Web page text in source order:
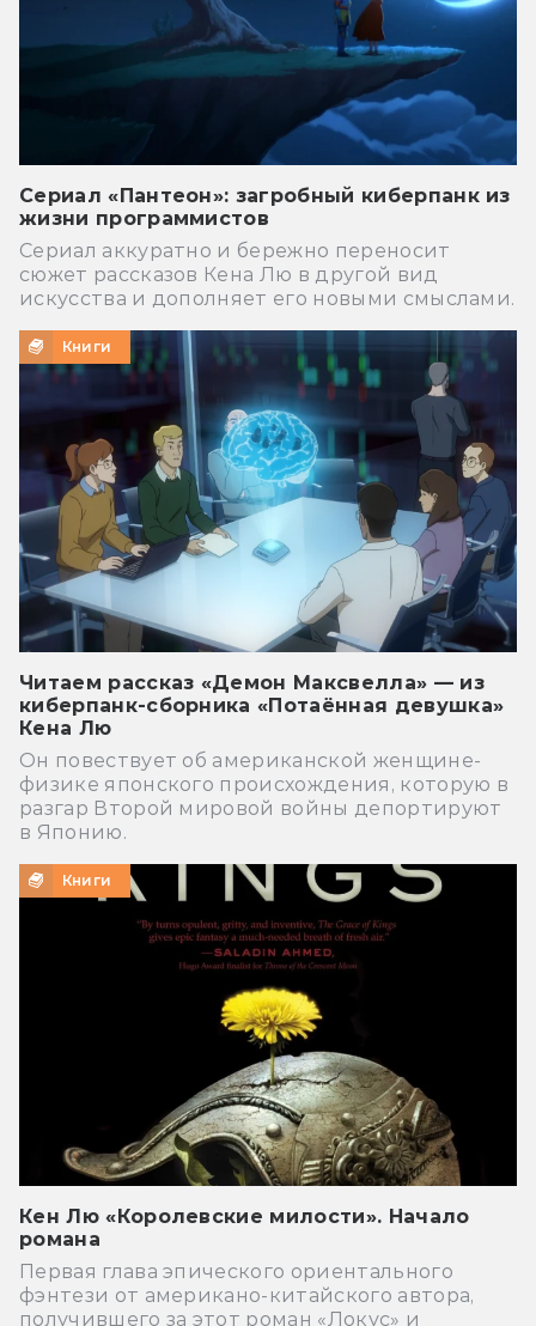
Сериал «Пантеон»: загробный киберпанк из
жизни программистов
Сериал аккуратно и бережно переносит
сюжет рассказов Кена Лю в другой вид
искусства и дополняет его новыми смыслами.
Книги
Читаем рассказ «Демон Максвелла» — из
киберпанк-сборника «Потаённая девушка»
Кена Лю
Он повествует об американской женщине-
физике японского происхождения, которую в
разгар Второй мировой войны депортируют
в Японию.
Книги
Кен Лю «Королевские милости». Начало
романа
Первая глава эпического ориентального
фэнтези от американо-китайского автора,
получившего за этот роман «Локус» и